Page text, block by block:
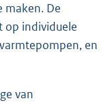
maken. De
op individuele
en
van